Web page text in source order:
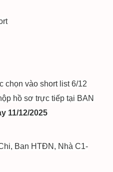
chọn vào short list 6/12
hồ sơ trực tiếp tại BAN
11/12/2025
Ban HTĐN, Nhà C1-